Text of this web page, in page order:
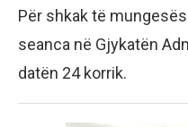
Për shkak të
seanca në Gjykatën
datën 24 korrik.